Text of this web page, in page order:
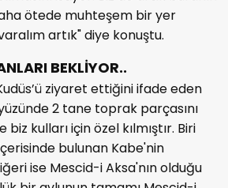
ötede muhteşem bir yer
artık" diye konuştu.
BEKLİYOR..
ziyaret ettiğini ifade eden
2 tane toprak parçasını
biz kulları için özel kılmıştır. Biri
bulunan Kabe'nin
ise Mescid-i Aksa'nın olduğu